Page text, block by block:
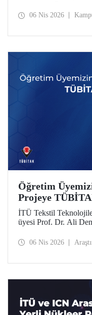
Üniversitesi ev sahipliği
06 Nis 2026
Öğretim
Projeye
İTÜ Tekstil
üyesi Prof. Dr. Ali
Programı tarafından
06 Nis 2026